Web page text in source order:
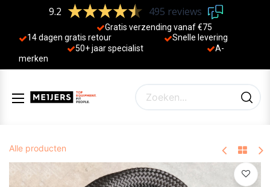
9.2 495 reviews
Gratis verzending vanaf €75
14 dagen gratis retour
Sne lle levering
50+ jaar specialist
A-
merken
Alle producten